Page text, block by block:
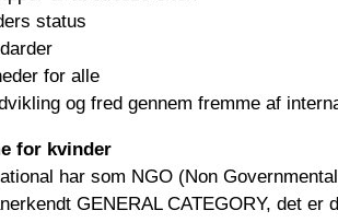
status
for alle
og fred gennem fremme af
for kvinder
har som NGO (Non
GENERAL CATEGORY, det er